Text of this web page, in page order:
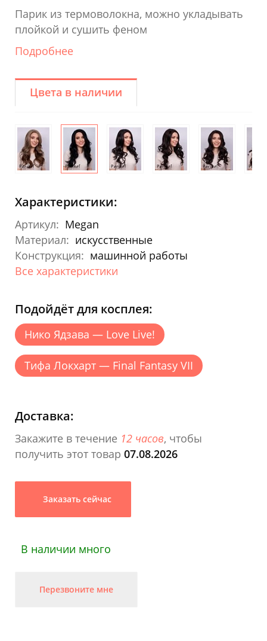
Парик из термоволокна, можно укладывать
плойкой и сушить феном
Подробнее
Цвета в наличии
Характеристики:
Артикул: Megan
Материал: искусственные
Конструкция: машинной работы
Все характеристики
Подойдёт для косплея:
Нико Ядзава — Love Live!
Тифа Локхарт — Final Fantasy VII
Доставка:
Закажите в течение 12 часов, чтобы
получить этот товар 07.08.2026
Заказать сейчас
В наличии много
Перезвоните мне